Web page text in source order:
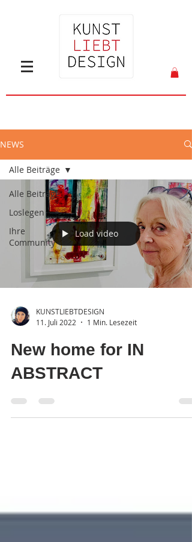
NEWS
Alle Beiträge
Loslegen
Ihre
Community
Alle Beiträge
Load video
KUNSTLIEBTDESIGN
11. Juli 2022
1 Min. Lesezeit
New home for IN
ABSTRACT